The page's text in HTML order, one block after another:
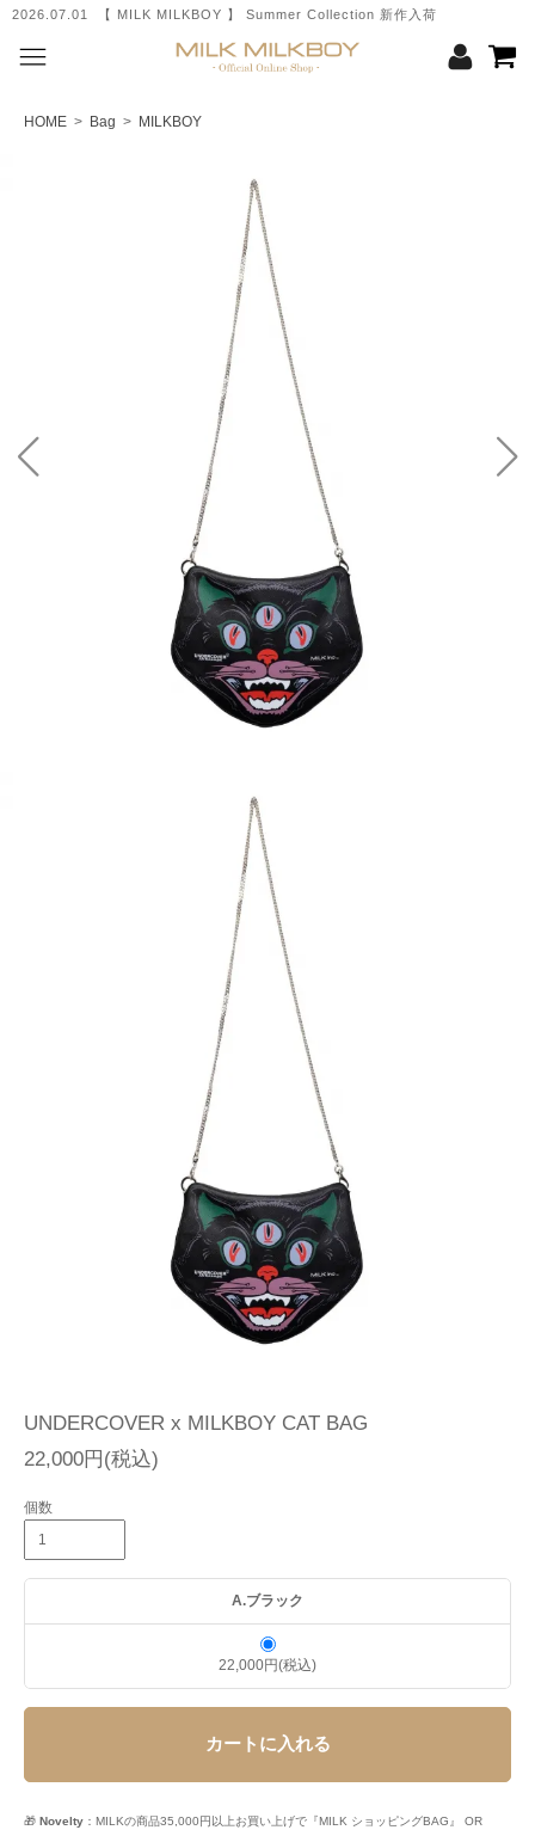
2026.07.01 【 MILK MILKBOY 】 Summer Collection 新作入荷
HOME > Bag > MILKBOY
UNDERCOVER x MILKBOY CAT BAG
22,000円(税込)
個数
A.ブラック
22,000円(税込)
カートに入れる
🎁 Novelty ：MILKの商品35,000円以上お買い上げで『MILK ショッピングBAG』 OR